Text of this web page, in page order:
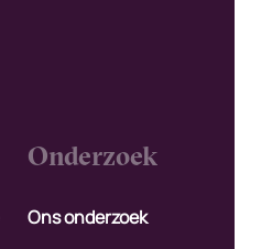
Onderzoek
Ons onderzoek